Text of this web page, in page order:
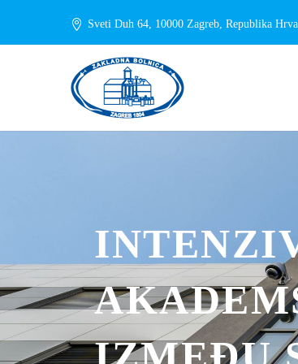
Sveti Duh 64, 10000 Zagreb, Republika